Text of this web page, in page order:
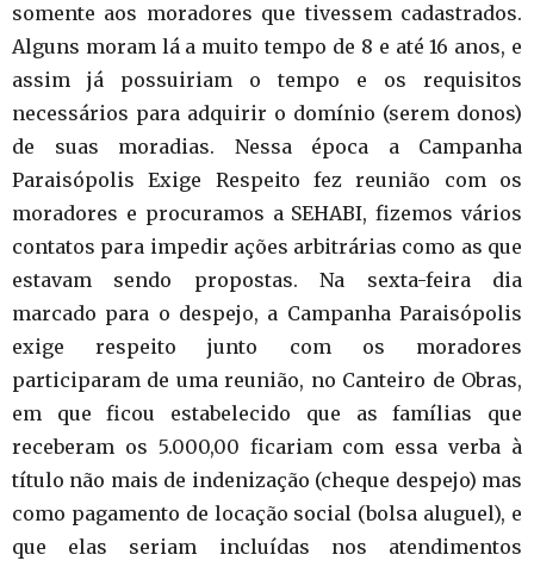
somente aos moradores que tivessem cadastrados.
Alguns moram lá a muito tempo de 8 e até 16 anos, e
assim já possuiriam o tempo e os requisitos
necessários para adquirir o domínio (serem donos)
de suas moradias. Nessa época a Campanha
Paraisópolis Exige Respeito fez reunião com os
moradores e procuramos a SEHABI, fizemos vários
contatos para impedir ações arbitrárias como as que
estavam sendo propostas. Na sexta-feira dia
marcado para o despejo, a Campanha Paraisópolis
exige respeito junto com os moradores
participaram de uma reunião, no Canteiro de Obras,
em que ficou estabelecido que as famílias que
receberam os 5.000,00 ficariam com essa verba à
título não mais de indenização (cheque despejo) mas
como pagamento de locação social (bolsa aluguel), e
que elas seriam incluídas nos atendimentos